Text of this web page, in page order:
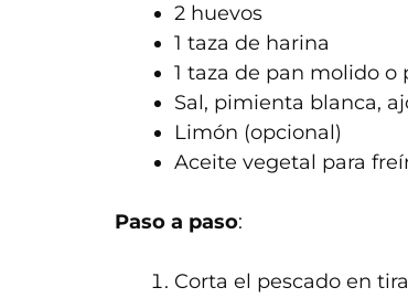
2 huevos
1 taza de harina
1 taza de pan molido o
Sal, pimienta blanca,
Limón (opcional)
Aceite vegetal para
Paso a paso:
Corta el pescado en